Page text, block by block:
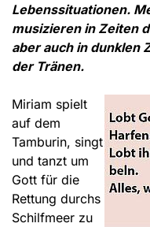
Lebenssituationen.
musizieren in Zeiten
aber auch in dunklen
der Tränen.
Miriam spielt
auf dem
Tamburin, singt
und tanzt um
Gott für die
Rettung durchs
Schilfmeer zu